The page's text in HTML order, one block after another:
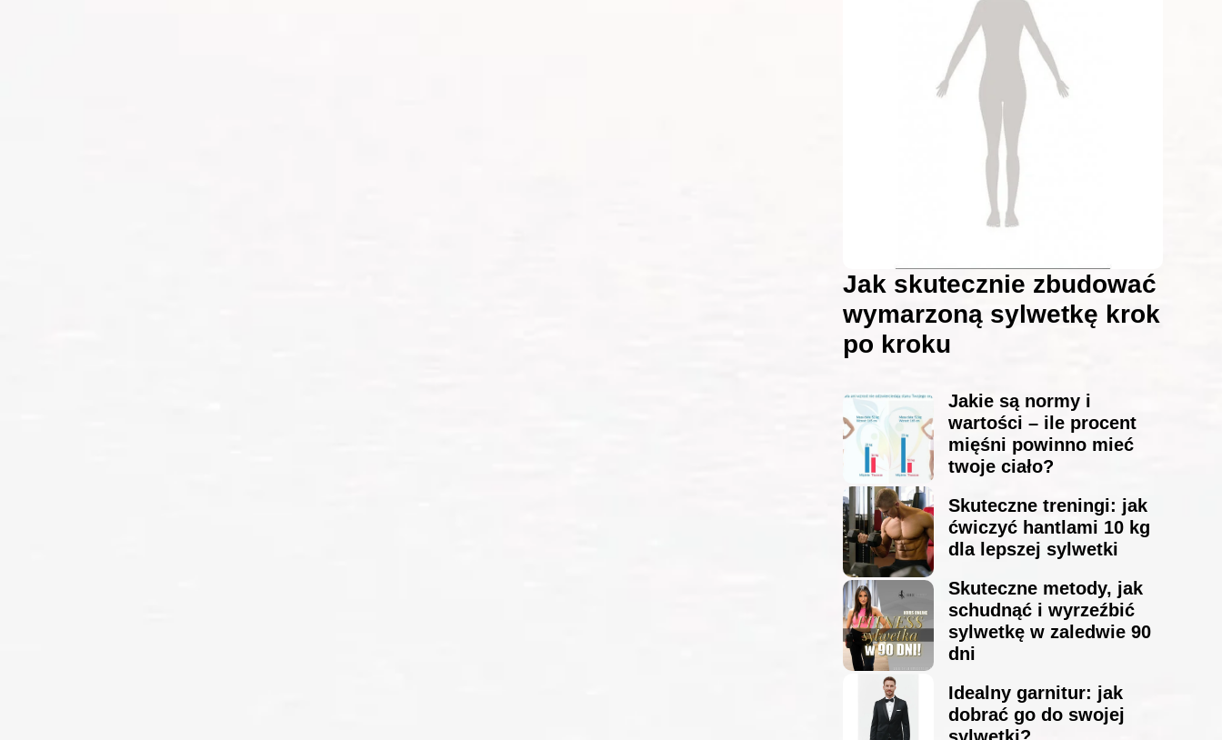
Jak skutecznie zbudować
wymarzoną sylwetkę krok
po kroku
Jakie są normy i
wartości – ile procent
mięśni powinno mieć
twoje ciało?
Skuteczne treningi: jak
ćwiczyć hantlami 10 kg
dla lepszej sylwetki
Skuteczne metody, jak
schudnąć i wyrzeźbić
sylwetkę w zaledwie 90
dni
Idealny garnitur: jak
dobrać go do swojej